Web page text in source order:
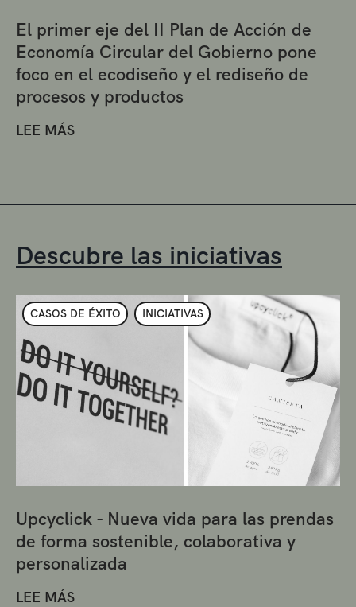
El primer eje del II Plan de Acción de
Economía Circular del Gobierno pone
foco en el ecodiseño y el rediseño de
procesos y productos
LEE MÁS
Descubre las iniciativas
CASOS DE ÉXITO INICIATIVAS
Upcyclick - Nueva vida para las prendas
de forma sostenible, colaborativa y
personalizada
LEE MÁS